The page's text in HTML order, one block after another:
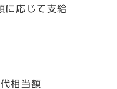
に応じて支給
相当額